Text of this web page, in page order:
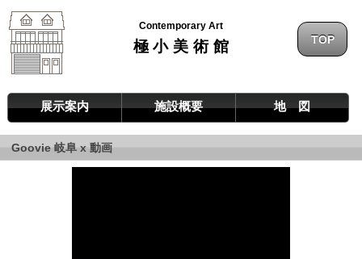
Contemporary Art
極小美術館 TOP
展示案内 施設概要 地 図
Goovie 岐阜 x 動画